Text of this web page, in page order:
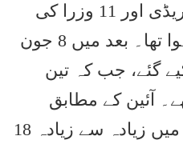
دسمبر 2023 کو ریونت ریڈی اور 11 وزرا کی
حلف برداری کے ساتھ ہوا تھا۔ بعد میں 8 جون
گئے، جب کہ تین
آئین کے مطابق
وزیراعلیٰ سمیت کابینہ میں زیادہ سے زیادہ 18